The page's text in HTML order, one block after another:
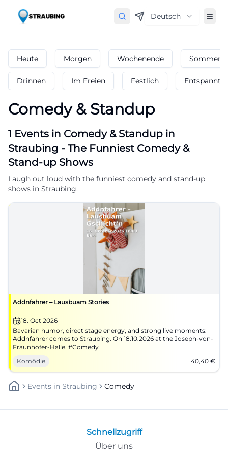
Deutsch
Heute Morgen Wochenende
Drinnen Im Freien Festlich Entspannt
Comedy & Standup
1 Events in Comedy & Standup in
Straubing - The Funniest Comedy &
Stand-up Shows
Laugh out loud with the funniest comedy and stand-up
shows in Straubing.
Addnfahrer – Lausbuam Stories
18. Oct 2026
Bavarian humor, direct stage energy, and strong live moments:
Addnfahrer comes to Straubing. On 18.10.2026 at the Joseph-von-
Fraunhofer-Halle. #Comedy
Komödie
40,40 €
Events In Straubing Comedy
Schnellzugriff
Über uns